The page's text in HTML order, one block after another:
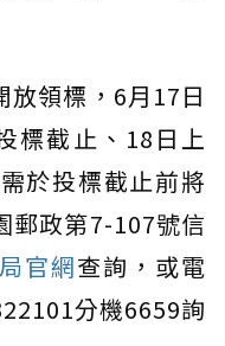
放領標，6月17日
標截止、18日上
於投標截止前將
郵政第7-107號信
官網查詢，或電
分機6659詢